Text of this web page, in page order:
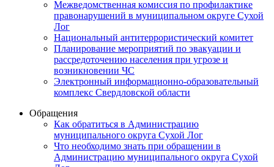
Межведомственная комиссия по профилактике
правонарушений в муниципальном округе Сухой
Лог
Национальный антитеррористический комитет
Планирование мероприятий по эвакуации и
рассредоточению населения при угрозе и
возникновении ЧС
Электронный информационно-образовательный
комплекс Свердловской области
Обращения
Как обратиться в Администрацию
муниципального округа Сухой Лог
Что необходимо знать при обращении в
Администрацию муниципального округа Сухой